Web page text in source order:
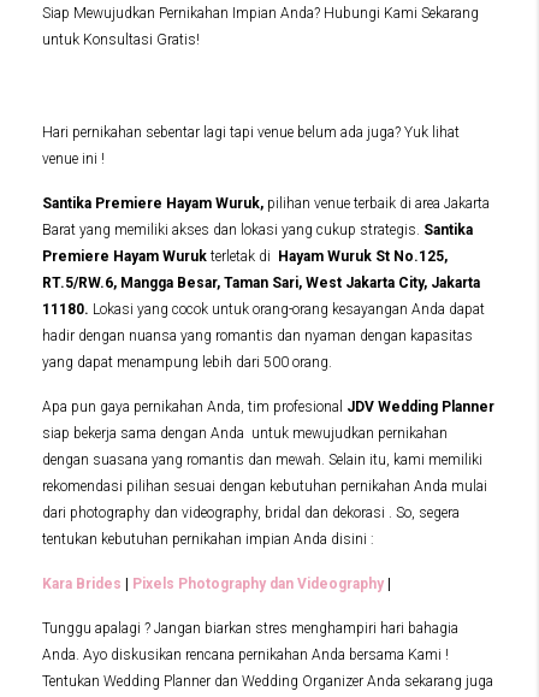
Siap Mewujudkan Pernikahan Impian Anda? Hubungi Kami Sekarang
untuk Konsultasi Gratis!
Hari pernikahan sebentar lagi tapi venue belum ada juga? Yuk lihat
venue ini !
Santika Premiere Hayam Wuruk, pilihan venue terbaik di area Jakarta
Barat yang memiliki akses dan lokasi yang cukup strategis. Santika
Premiere Hayam Wuruk terletak di
Hayam Wuruk St No.125,
RT.5/RW.6, Mangga Besar, Taman Sari, West Jakarta City, Jakarta
11180. Lokasi yang cocok untuk orang-orang kesayangan Anda dapat
hadir dengan nuansa yang romantis dan nyaman dengan kapasitas
yang dapat menampung lebih dari 500 orang.
Apa pun gaya pernikahan Anda, tim profesional JDV Wedding Planner
siap bekerja sama dengan Anda untuk mewujudkan pernikahan
dengan suasana yang romantis dan mewah. Selain itu, kami memiliki
rekomendasi pilihan sesuai dengan kebutuhan pernikahan Anda mulai
dari photography dan videography, bridal dan dekorasi . So, segera
tentukan kebutuhan pernikahan impian Anda disini :
Kara Brides Pixels Photography dan Videography
Tunggu apalagi ? Jangan biarkan stres menghampiri hari bahagia
Anda. Ayo diskusikan rencana pernikahan Anda bersama Kami !
Tentukan Wedding Planner dan Wedding Organizer Anda sekarang juga